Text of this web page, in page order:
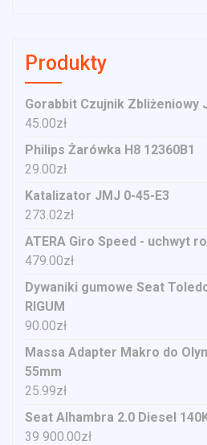
Produkty
Gorabbit Czujnik Zbliżeniowy
45.00zł
Philips Żarówka H8 12360B1
29.00zł
Katalizator JMJ 0-45-E3
273.02zł
ATERA Giro Speed - uchwyt
479.00zł
Dywaniki gumowe Seat
RIGUM
90.00zł
Massa Adapter Makro do
55mm
25.99zł
Seat Alhambra 2.0 Diesel
39 900.00zł